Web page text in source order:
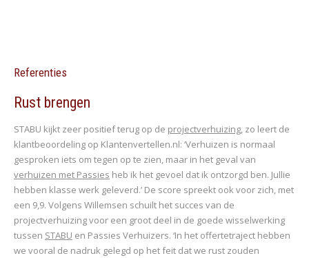
Referenties
Rust brengen
STABU kijkt zeer positief terug op de projectverhuizing, zo leert de
klantbeoordeling op Klantenvertellen.nl: ‘Verhuizen is normaal
gesproken iets om tegen op te zien, maar in het geval van
verhuizen met Passies heb ik het gevoel dat ik ontzorgd ben. Jullie
hebben klasse werk geleverd.’ De score spreekt ook voor zich, met
een 9,9. Volgens Willemsen schuilt het succes van de
projectverhuizing voor een groot deel in de goede wisselwerking
tussen STABU en Passies Verhuizers. ‘In het offertetraject hebben
we vooral de nadruk gelegd op het feit dat we rust zouden